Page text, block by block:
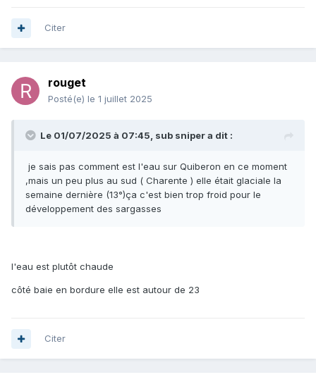
Citer
rouget
Posté(e) le 1 juillet 2025
Le 01/07/2025 à 07:45, sub snipera dit :
je sais pas comment est l'eau sur Quiberon en ce moment
,mais un peu plus au sud ( Charente ) elle était glaciale la
semaine dernière (13°)ça c'est bien trop froid pour le
développement des sargasses
l'eau est plutôt chaude
côté baie en bordure elle est autour de 23
Citer